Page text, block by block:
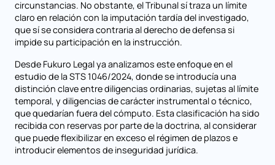
circunstancias. No obstante, el Tribunal sí traza un límite
claro en relación con la imputación tardía del investigado,
que sí se considera contraria al derecho de defensa si
impide su participación en la instrucción.
Desde Fukuro Legal ya analizamos este enfoque en el
estudio de la STS 1046/2024, donde se introducía una
distinción clave entre diligencias ordinarias, sujetas al límite
temporal, y diligencias de carácter instrumental o técnico,
que quedarían fuera del cómputo. Esta clasificación ha sido
recibida con reservas por parte de la doctrina, al considerar
que puede flexibilizar en exceso el régimen de plazos e
introducir elementos de inseguridad jurídica.